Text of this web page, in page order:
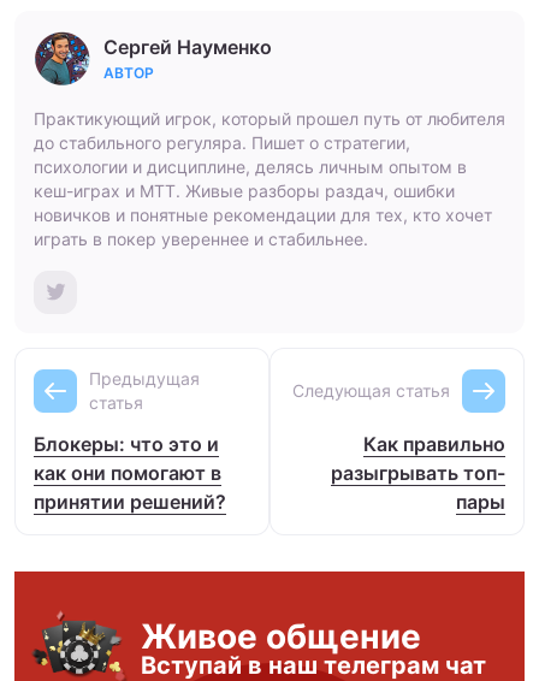
Сергей Науменко
АВТОР
Практикующий игрок, который прошел путь от любителя
до стабильного регуляра. Пишет о стратегии,
психологии и дисциплине, делясь личным опытом в
кеш-играх и МТТ. Живые разборы раздач, ошибки
новичков и понятные рекомендации для тех, кто хочет
играть в покер увереннее и стабильнее.
Предыдущая
статья
Блокеры: что это и
как они помогают в
принятии решений?
Следующая статья
Как правильно
разыгрывать топ-
пары
Живое общение
Вступай в наш телеграм чат